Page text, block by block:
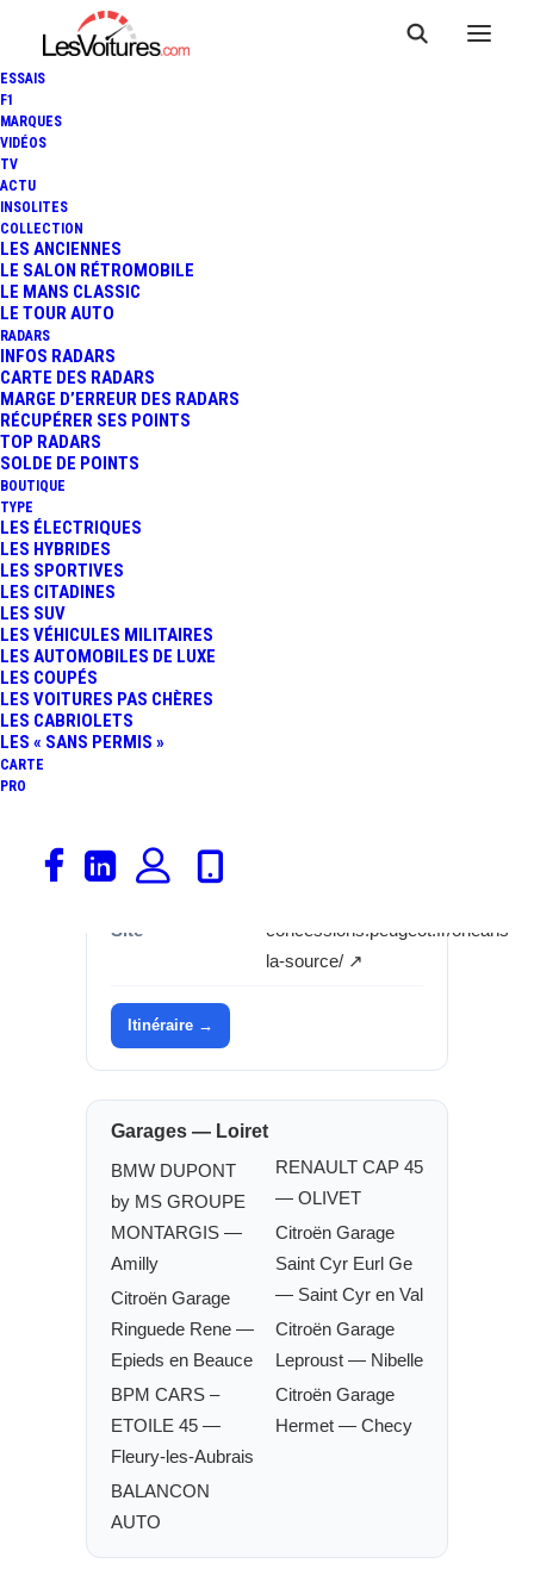
ESSAIS
F1
MARQUES
VIDÉOS
TV
ACTU
INSOLITES
COLLECTION
LES ANCIENNES
LE SALON RÉTROMOBILE
LE MANS CLASSIC
LE TOUR AUTO
RADARS
INFOS RADARS
CARTE DES RADARS
MARGE D’ERREUR DES RADARS
RÉCUPÉRER SES POINTS
TOP RADARS
SOLDE DE POINTS
BOUTIQUE
TYPE
LES ÉLECTRIQUES
LES HYBRIDES
LES SPORTIVES
LES CITADINES
LES SUV
LES VÉHICULES MILITAIRES
LES AUTOMOBILES DE LUXE
LES COUPÉS
LES VOITURES PAS CHÈRES
LES CABRIOLETS
LES « SANS PERMIS »
CARTE
PRO
Informations
Marque
Adresse
Région
Site
concessions.peugeot.fr/orleans-
la-source/ ↗
Itinéraire →
Garages — Loiret
BMW DUPONT
by MS GROUPE
MONTARGIS —
Amilly
Citroën Garage
Ringuede Rene —
Epieds en Beauce
BPM CARS –
ETOILE 45 —
Fleury-les-Aubrais
BALANCON
AUTO
RENAULT CAP 45
— OLIVET
Citroën Garage
Saint Cyr Eurl Ge
— Saint Cyr en Val
Citroën Garage
Leproust — Nibelle
Citroën Garage
Hermet — Checy